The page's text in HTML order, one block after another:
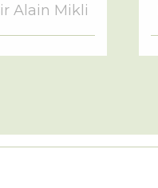
Alain Mikli